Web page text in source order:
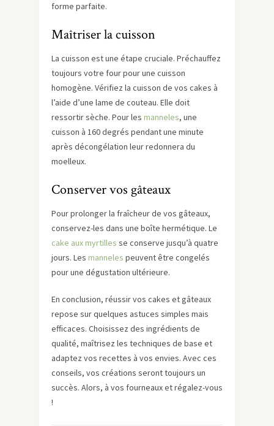
forme parfaite.
Maîtriser la cuisson
La cuisson est une étape cruciale. Préchauffez
toujours votre four pour une cuisson
homogène. Vérifiez la cuisson de vos cakes à
l’aide d’une lame de couteau. Elle doit
ressortir sèche. Pour les manneles, une
cuisson à 160 degrés pendant une minute
après décongélation leur redonnera du
moelleux.
Conserver vos gâteaux
Pour prolonger la fraîcheur de vos gâteaux,
conservez-les dans une boîte hermétique. Le
cake aux myrtilles se conserve jusqu’à quatre
jours. Les manneles peuvent être congelés
pour une dégustation ultérieure.
En conclusion, réussir vos cakes et gâteaux
repose sur quelques astuces simples mais
efficaces. Choisissez des ingrédients de
qualité, maîtrisez les techniques de base et
adaptez vos recettes à vos envies. Avec ces
conseils, vos créations seront toujours un
succès. Alors, à vos fourneaux et régalez-vous
!